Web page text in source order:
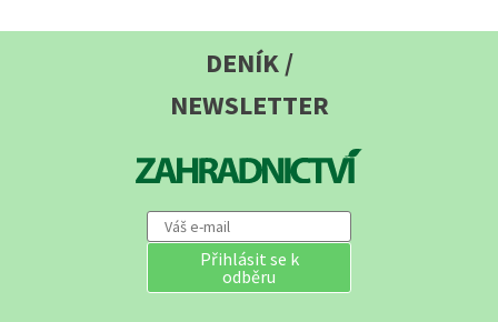
DENÍK /
NEWSLETTER
Přihlásit se k
odběru